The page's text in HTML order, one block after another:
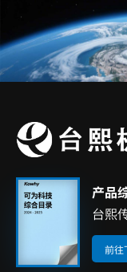
产品
台熙
前往